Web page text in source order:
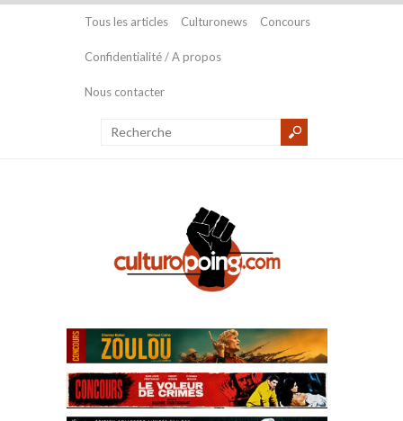
Tous les articles Culturonews Concours
Confidentialité / A propos
Nous contacter